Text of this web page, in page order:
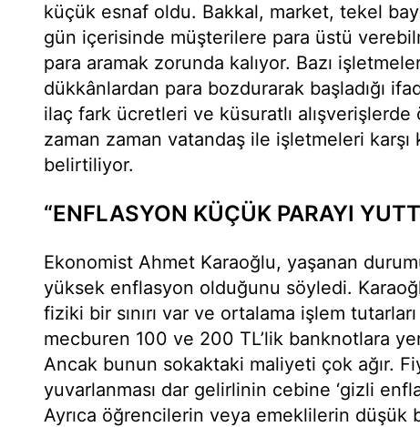
küçük esnaf oldu. Bakkal, market, tekel
gün içerisinde müşterilere para üstü
para aramak zorunda kalıyor. Bazı
dükkânlardan para bozdurarak başladığı
ilaç fark ücretleri ve küsuratlı alışverişlerde
zaman zaman vatandaş ile işletmeleri karşı
belirtiliyor.
“ENFLASYON KÜÇÜK PARAYI
Ekonomist Ahmet Karaoğlu, yaşanan
yüksek enflasyon olduğunu söyledi.
fiziki bir sınırı var ve ortalama işlem
mecburen 100 ve 200 TL’lik banknotlara
Ancak bunun sokaktaki maliyeti çok ağır.
yuvarlanması dar gelirlinin cebine ‘gizli
Ayrıca öğrencilerin veya emeklilerin düşük